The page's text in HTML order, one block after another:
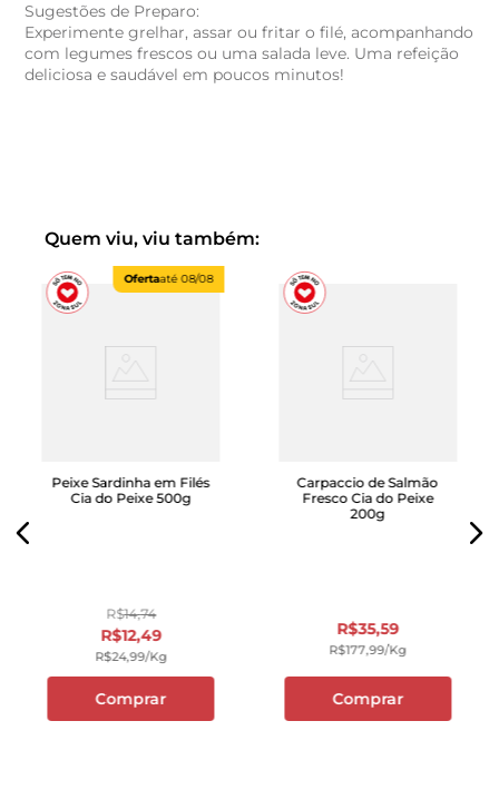
Sugestões de Preparo:
Experimente grelhar, assar ou fritar o filé, acompanhando
com legumes frescos ou uma salada leve. Uma refeição
deliciosa e saudável em poucos minutos!
Quem viu, viu também:
Ofertaaté08/08
Peixe Sardinha em Filés
Cia do Peixe 500g
R$14,74
R$12,49
R$24,99/kg
Comprar
Carpaccio de Salmão
Fresco Cia do Peixe
200g
R$35,59
R$177,99/kg
Comprar